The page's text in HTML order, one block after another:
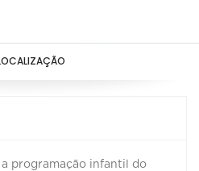
programação infantil do